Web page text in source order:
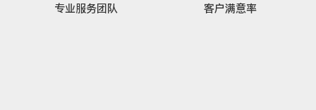
专业服务团队 客户满意率